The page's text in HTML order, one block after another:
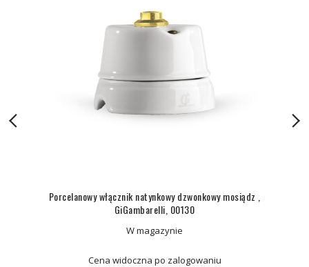
Porcelanowy włącznik natynkowy dzwonkowy mosiądz ,
GiGambarelli, 00130
W magazynie
Cena widoczna po zalogowaniu